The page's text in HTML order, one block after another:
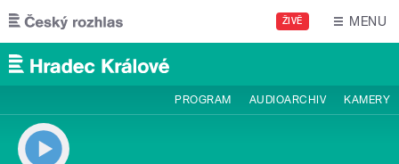
Přejít k hlavnímu obsahu
ŽIVĚ MENU
PROGRAM AUDIOARCHIV KAMERY